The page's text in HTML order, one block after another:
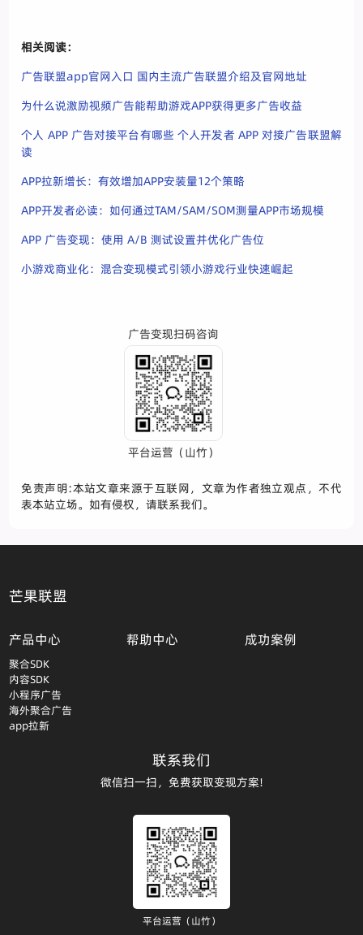
相关阅读：
广告联盟app官网入口 国内主流广告联盟介绍及官网地址
为什么说激励视频广告能帮助游戏APP获得更多广告收益
个人 APP 广告对接平台有哪些 个人开发者 APP 对接广告联盟解
读
APP拉新增长：有效增加APP安装量12个策略
APP开发者必读：如何通过TAM/SAM/SOM测量APP市场规模
APP 广告变现：使用 A/B 测试设置并优化广告位
小游戏商业化：混合变现模式引领小游戏行业快速崛起
广告变现扫码咨询
平台运营（山竹）
免责声明:本站文章来源于互联网，文章为作者独立观点，不代
表本站立场。如有侵权，请联系我们。
芒果联盟
产品中心
聚合SDK
内容SDK
小程序广告
海外聚合广告
app拉新
帮助中心 成功案例
联系我们
微信扫一扫，免费获取变现方案!
平台运营（山竹）